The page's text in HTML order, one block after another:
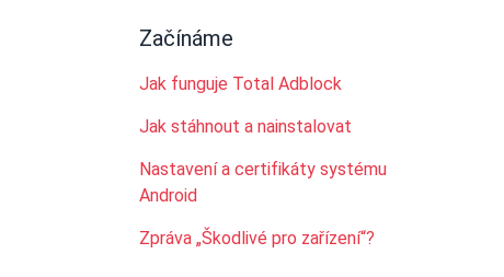
Začínáme
Jak funguje Total Adblock
Jak stáhnout a nainstalovat
Nastavení a certifikáty systému
Android
Zpráva „Škodlivé pro zařízení“?